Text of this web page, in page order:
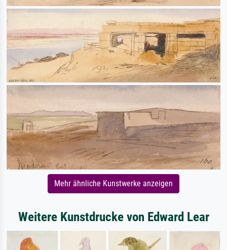
Mehr ähnliche Kunstwerke anzeigen
Weitere Kunstdrucke von Edward Lear